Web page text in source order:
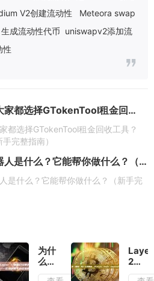
V2创建流动性
Meteora swap
生成流动性代币 uniswapv2添加流
性
为什么大家都选择GTokenTool租金回收工具？（2026新手完整指南）
都选择GTokenTool租金回收工具？
手完整指南）
市值机器人是什么？它能帮你做什么？（新手完整指南）
是什么？它能帮你做什么？（新手完
为什
么需
要
Layer
2
是“侧